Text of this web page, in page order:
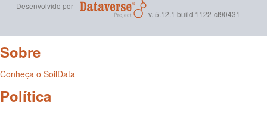
Desenvolvido por
v. 5.12.1 build 1122-cf90431
Sobre
Conheça o SoilData
Política